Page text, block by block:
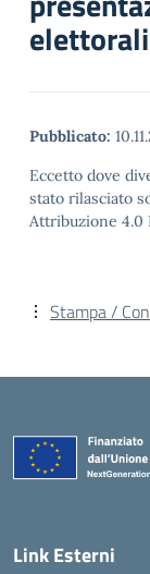
Pubblicato:
Eccetto dove
stato rilasciato
Attribuzione 4.0
Stampa /
Link Esterni